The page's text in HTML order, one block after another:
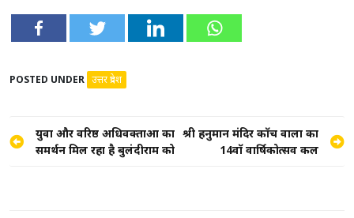
POSTED UNDER उत्तर प्रदेश
Post
navigation
युवा और वरिष्ठ अधिवक्ताओं का
समर्थन मिल रहा है बुलंदीराम को
श्री हनुमान मंदिर काॅच वाला का
14वाॅ वार्षिकोत्सव कल